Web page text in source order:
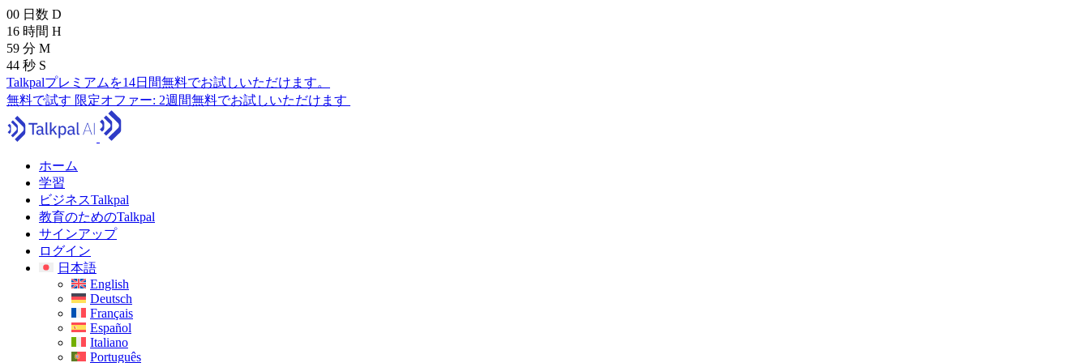
00 日数 D
16 時間 H
59 分 M
43 秒 S
Talkpalプレミアムを14日間無料でお試しいただけます。
無料で試す 限定オファー: 2週間無料でお試しいただけます
ホーム
学習
ビジネスTalkpal
教育のためのTalkpal
サインアップ
ログイン
日本語
English
Deutsch
Français
Español
Italiano
Português